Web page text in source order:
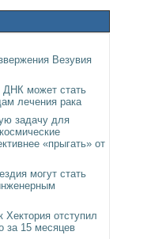
Везувия
ДНК может стать
лечения рака
задачу для
«прыгать» от
могут стать
Хектория отступил
за 15 месяцев